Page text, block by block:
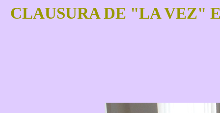
CLAUSURA DE "LA VEZ"